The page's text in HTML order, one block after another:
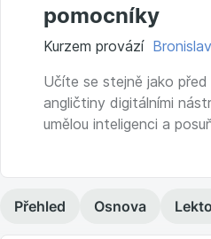
pomocníky
Kurzem provází
Učíte se stejně jako
angličtiny digitálními
umělou inteligenci a
Přehled Osnova